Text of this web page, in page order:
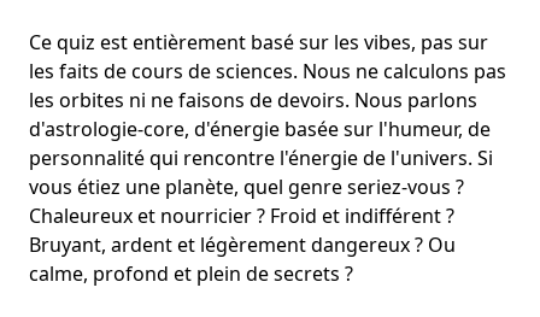
Ce quiz est entièrement basé sur les vibes, pas sur
les faits de cours de sciences. Nous ne calculons pas
les orbites ni ne faisons de devoirs. Nous parlons
d'astrologie-core, d'énergie basée sur l'humeur, de
personnalité qui rencontre l'énergie de l'univers. Si
vous étiez une planète, quel genre seriez-vous ?
Chaleureux et nourricier ? Froid et indifférent ?
Bruyant, ardent et légèrement dangereux ? Ou
calme, profond et plein de secrets ?